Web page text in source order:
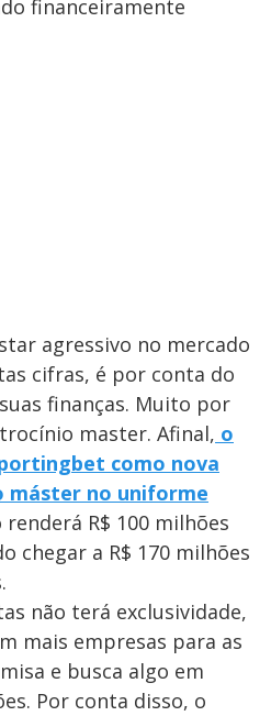
financeiramente
agressivo no mercado
cifras, é por conta do
finanças. Muito por
master. Afinal, o
como nova
máster no uniforme
R$ 100 milhões
chegar a R$ 170 milhões
não terá exclusividade,
mais empresas para as
e busca algo em
Por conta disso, o